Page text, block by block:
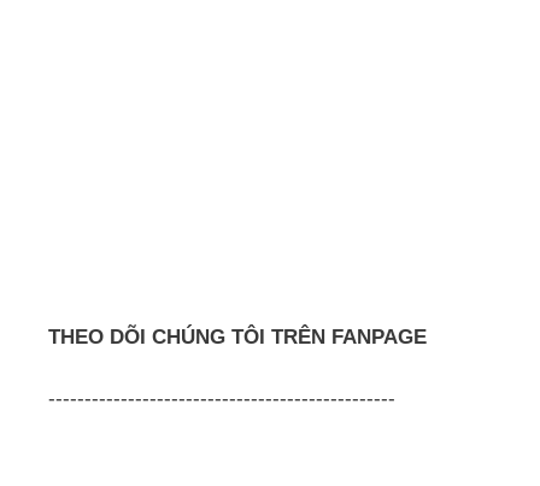
THEO DÕI CHÚNG TÔI TRÊN FANPAGE
------------------------------------------------